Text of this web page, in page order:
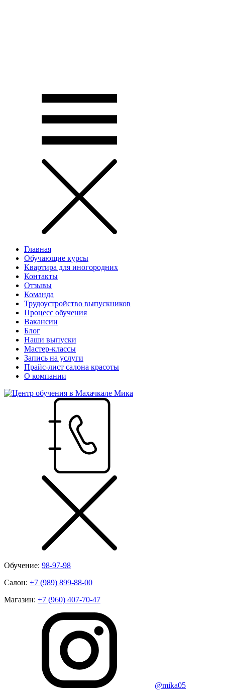
Главная
Обучающие курсы
Квартира для иногородних
Контакты
Отзывы
Команда
Трудоустройство выпускников
Процесс обучения
Вакансии
Блог
Наши выпуски
Мастер-классы
Запись на услуги
Прайс-лист салона красоты
О компании
Обучение: 98-97-98
Салон: +7 (989) 899-88-00
Магазин: +7 (960) 407-70-47
@mika05